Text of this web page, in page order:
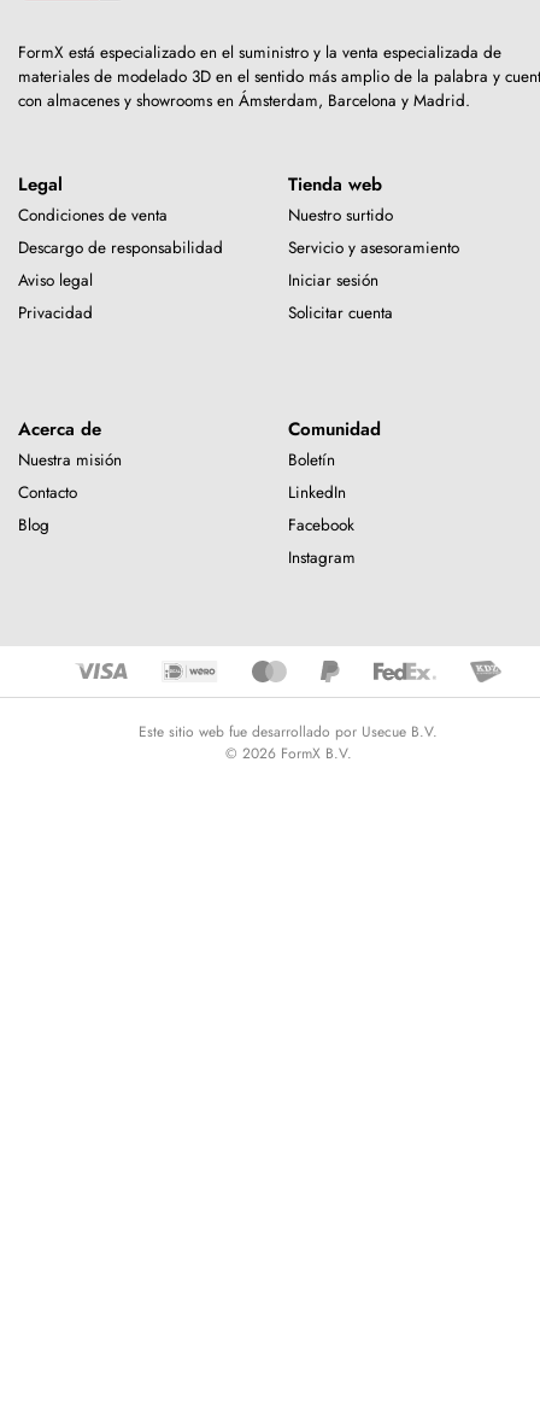
FormX está especializado en el suministro y la venta especializada de
materiales de modelado 3D en el sentido más amplio de la palabra y
con almacenes y showrooms en Ámsterdam, Barcelona y Madrid.
Legal
Condiciones de venta
Descargo de responsabilidad
Aviso legal
Privacidad
Tienda web
Nuestro surtido
Servicio y asesoramiento
Iniciar sesión
Solicitar cuenta
Acerca de
Nuestra misión
Contacto
Blog
Comunidad
Boletín
LinkedIn
Facebook
Instagram
Este sitio web fue desarrollado por Usecue B.V.
© 2026 FormX B.V.